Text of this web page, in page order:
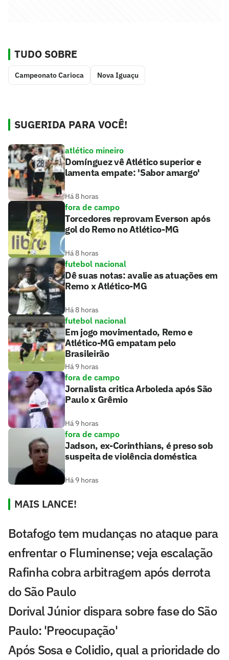
TUDO SOBRE
Campeonato Carioca Nova Iguaçu
SUGERIDA PARA VOCÊ!
atlético mineiro
Domínguez vê Atlético superior e
lamenta empate: 'Sabor amargo'
Há 8 horas
fora de campo
Torcedores reprovam Everson após
gol do Remo no Atlético-MG
Há 8 horas
futebol nacional
Dê suas notas: avalie as atuações em
Remo x Atlético-MG
Há 8 horas
futebol nacional
Em jogo movimentado, Remo e
Atlético-MG empatam pelo
Brasileirão
Há 9 horas
fora de campo
Jornalista critica Arboleda após São
Paulo x Grêmio
Há 9 horas
fora de campo
Jadson, ex-Corinthians, é preso sob
suspeita de violência doméstica
Há 9 horas
MAIS LANCE!
Botafogo tem mudanças no ataque para
enfrentar o Fluminense; veja escalação
Rafinha cobra arbitragem após derrota
do São Paulo
Dorival Júnior dispara sobre fase do São
Paulo: 'Preocupação'
Após Sosa e Colidio, qual a prioridade do